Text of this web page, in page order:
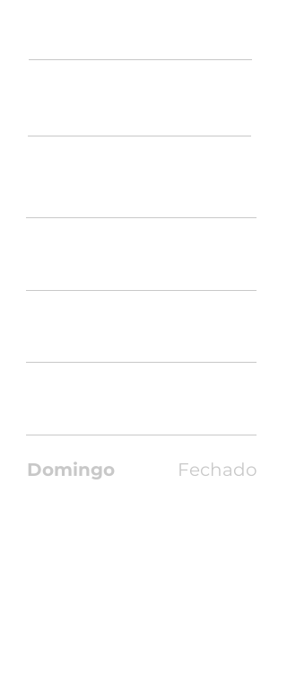
Domingo Fechado